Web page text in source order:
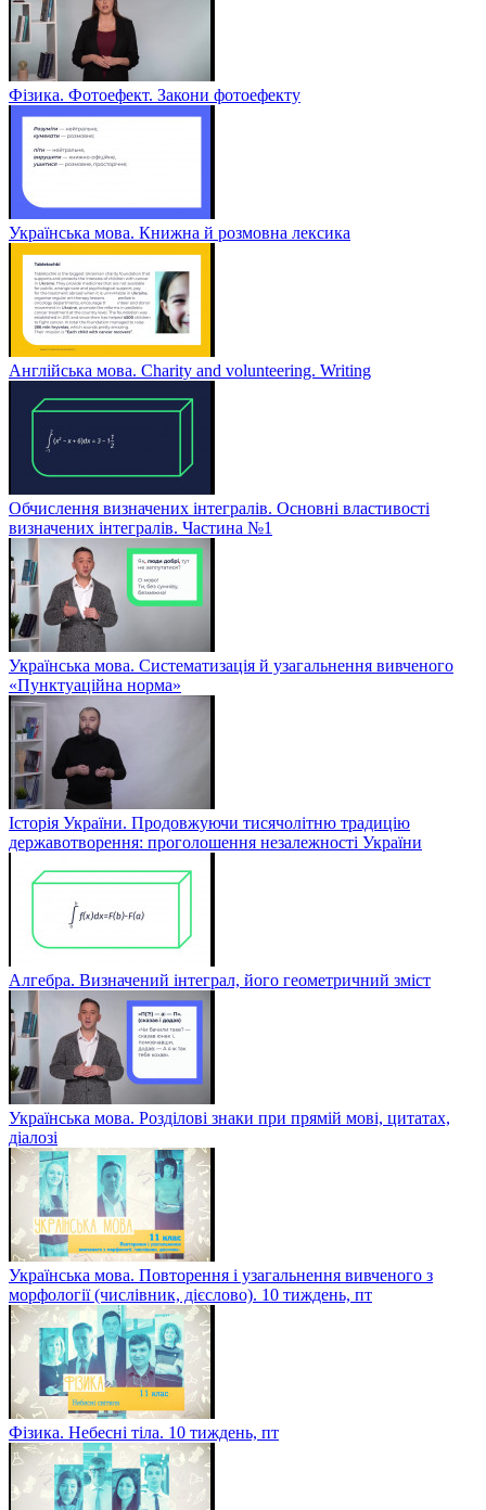
Фізика. Фотоефект. Закони фотоефекту
Українська мова. Книжна й розмовна лексика
Англійська мова. Charity and volunteering. Writing
Обчислення визначених інтегралів. Основні властивості
визначених інтегралів. Частина №1
Українська мова. Систематизація й узагальнення вивченого
«Пунктуаційна норма»
Історія України. Продовжуючи тисячолітню традицію
державотворення: проголошення незалежності України
Алгебра. Визначений інтеграл, його геометричний зміст
Українська мова. Розділові знаки при прямій мові, цитатах,
діалозі
Українська мова. Повторення і узагальнення вивченого з
морфології (числівник, дієслово). 10 тиждень, пт
Фізика. Небесні тіла. 10 тиждень, пт